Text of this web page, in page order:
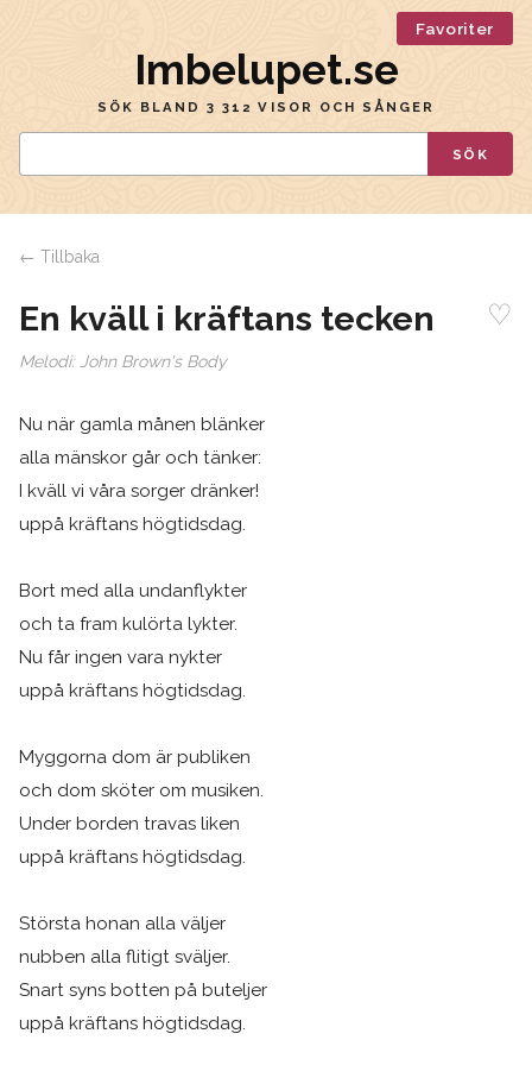
Favoriter
Imbelupet.se
SÖK BLAND 3 312 VISOR OCH SÅNGER
SÖK
← Tillbaka
En kväll i kräftans tecken ♡
Melodi: John Brown's Body
Nu när gamla månen blänker
alla mänskor går och tänker:
I kväll vi våra sorger dränker!
uppå kräftans högtidsdag.
Bort med alla undanflykter
och ta fram kulörta lykter.
Nu får ingen vara nykter
uppå kräftans högtidsdag.
Myggorna dom är publiken
och dom sköter om musiken.
Under borden travas liken
uppå kräftans högtidsdag.
Största honan alla väljer
nubben alla flitigt sväljer.
Snart syns botten på buteljer
uppå kräftans högtidsdag.